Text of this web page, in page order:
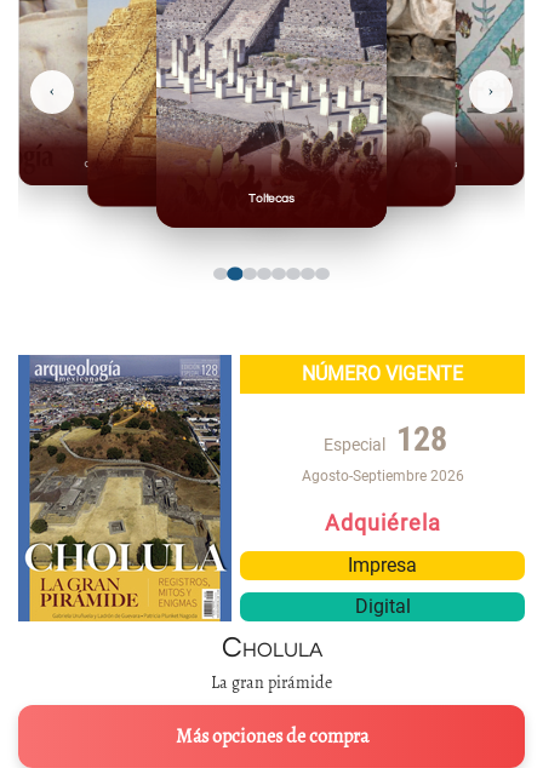
Toltecas
Mexicas
Olmecas
‹ ›
NÚMERO VIGENTE
Especial 128
Agosto-Septiembre 2026
Adquiérela
Impresa
Digital
Cholula
La gran pirámide
Más opciones de compra